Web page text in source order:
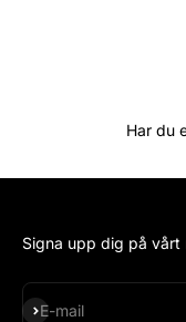
Har du
Signa upp dig på vårt
E-mail
Subscribe